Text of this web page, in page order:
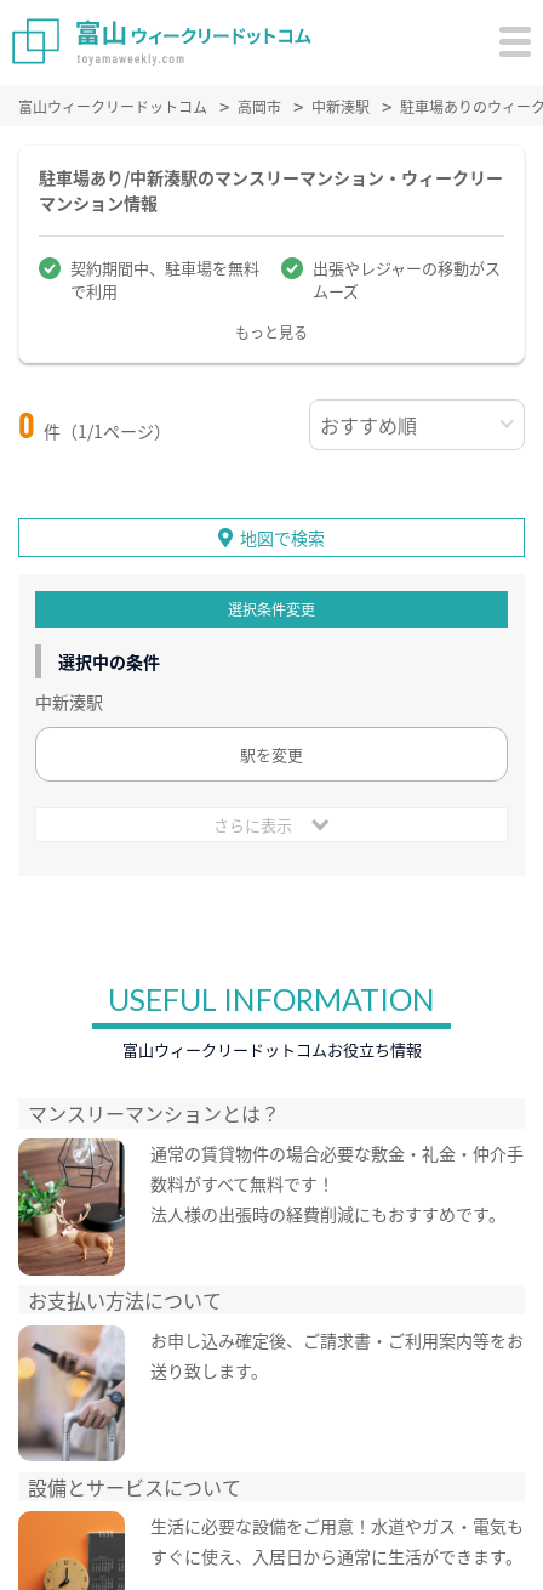
富山ウィークリードットコム 高岡市 中新湊駅 駐車場ありのウィー
駐車場あり/中新湊駅のマンスリーマンション・ウィークリー
マンション情報
契約期間中、駐車場を無料
で利用
出張やレジャーの移動がス
ムーズ
もっと見る
0 件（1/1ページ）
地図で検索
選択条件変更
選択中の条件
中新湊駅
駅を変更
さらに表示
USEFUL INFORMATION
富山ウィークリードットコムお役立ち情報
マンスリーマンションとは？
通常の賃貸物件の場合必要な敷金・礼金・仲介手
数料がすべて無料です！
法人様の出張時の経費削減にもおすすめです。
お支払い方法について
お申し込み確定後、ご請求書・ご利用案内等をお
送り致します。
設備とサービスについて
生活に必要な設備をご用意！水道やガス・電気も
すぐに使え、入居日から通常に生活ができます。